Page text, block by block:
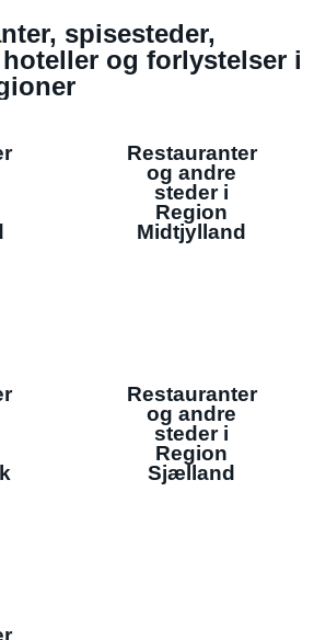
spisesteder,
hoteller og forlystelser i
Restauranter
og andre
steder i
Region
Midtjylland
Restauranter
og andre
steder i
Region
Sjælland